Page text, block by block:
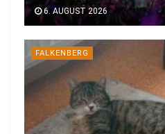
6. AUGUST 2026
FALKENBERG